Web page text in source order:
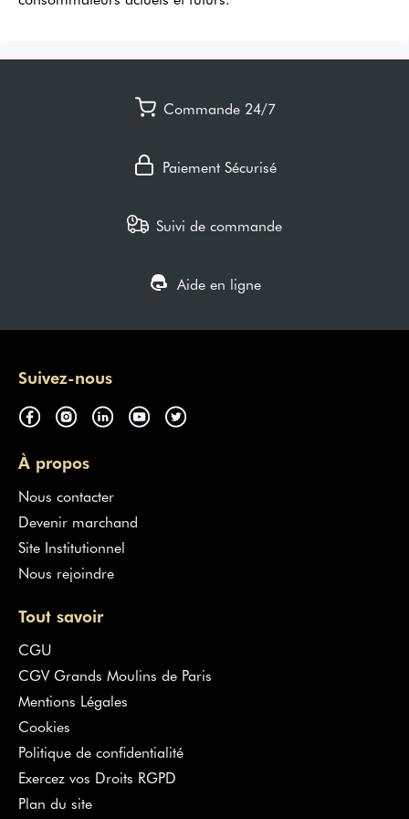
Commande 24/7
Paiement Sécurisé
Suivi de commande
Aide en ligne
Suivez-nous
À propos
Nous contacter
Devenir marchand
Site Institutionnel
Nous rejoindre
Tout savoir
CGU
CGV Grands Moulins de Paris
Mentions Légales
Cookies
Politique de confidentialité
Exercez vos Droits RGPD
Plan du site